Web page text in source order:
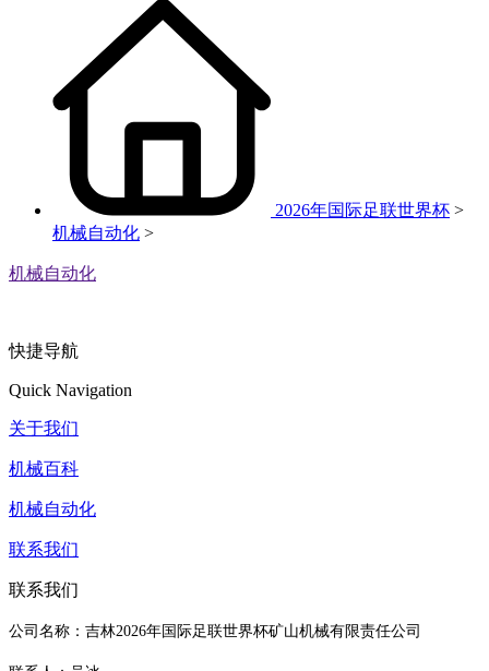
2026年国际足联世界杯 >
机械自动化 >
机械自动化
快捷导航
Quick Navigation
关于我们
机械百科
机械自动化
联系我们
联系我们
公司名称：吉林2026年国际足联世界杯矿山机械有限责任公司